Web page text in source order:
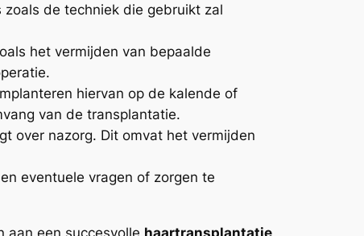
de techniek die gebruikt zal
het vermijden van bepaalde
hiervan op de kalende of
van de transplantatie.
over nazorg. Dit omvat het vermijden
eventuele vragen of zorgen te
aan een succesvolle haartransplantatie